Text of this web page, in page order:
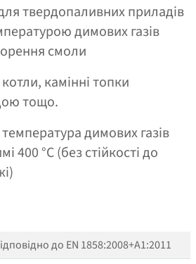
твердопаливних приладів
димових газів
смоли
котли, камінні топки
тощо.
димових газів
400 °C (без стійкості до
до EN 1858:2008+A1:2011